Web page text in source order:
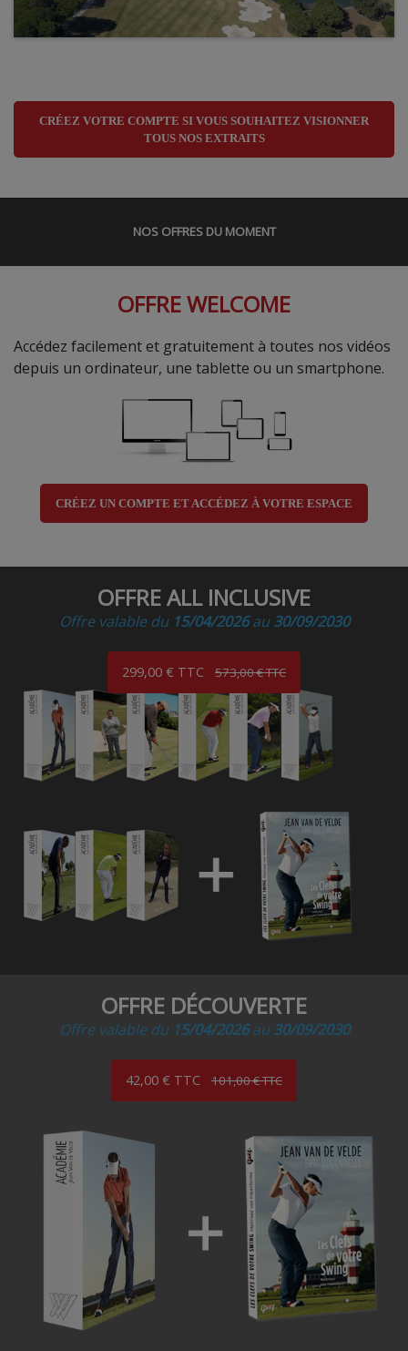
CRÉEZ VOTRE COMPTE SI VOUS SOUHAITEZ VISIONNER
TOUS NOS EXTRAITS
NOS OFFRES DU MOMENT
OFFRE WELCOME
Accédez facilement et gratuitement à toutes nos vidéos
depuis un ordinateur, une tablette ou un smartphone.
CRÉEZ UN COMPTE ET ACCÉDEZ À VOTRE ESPACE
OFFRE ALL INCLUSIVE
Offre valable du 15/04/2026au 30/09/2030
299,00 € TTC 573,00 € TTC
OFFRE DÉCOUVERTE
Offre valable du 15/04/2026au 30/09/2030
42,00 € TTC 101,00 € TTC